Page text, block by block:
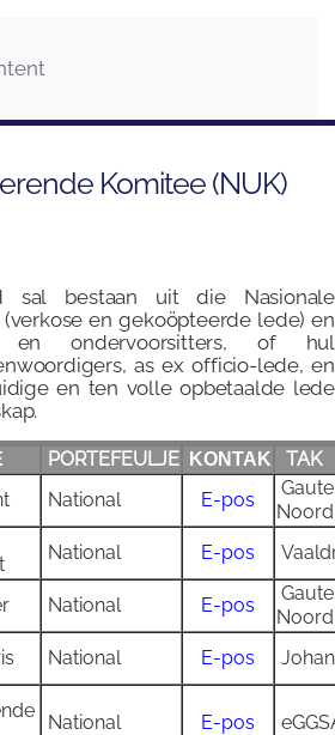
Komitee (NUK)
sal bestaan uit die Nasionale
en gekoöpteerde lede) en
en ondervoorsitters, of hul
as ex officio-lede, en
en ten volle opbetaalde lede
PORTEFEULJE KONTAK
TAK
National E-pos
Noord
National E-pos
National E-pos
Noord
National E-pos
National E-pos